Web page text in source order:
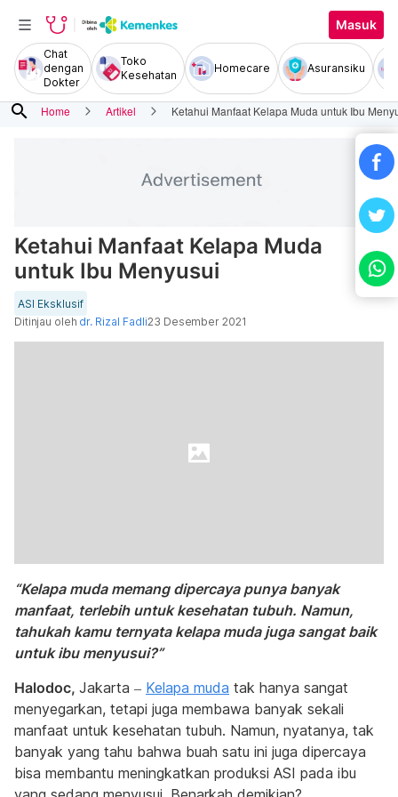
Masuk
Chat
dengan
Dokter
Toko
Kesehatan
Homecare Asuransiku
search Home Artikel Ketahui Manfaat Kelapa Muda untuk Ibu
Ketahui Manfaat Kelapa Muda
untuk Ibu Menyusui
ASI Eksklusif
Ditinjau oleh dr. Rizal Fadli23 Desember 2021
“Kelapa muda memang dipercaya punya banyak
manfaat, terlebih untuk kesehatan tubuh. Namun,
tahukah kamu ternyata kelapa muda juga sangat baik
untuk ibu menyusui?”
Halodoc, Jakarta – Kelapa muda tak hanya sangat
menyegarkan, tetapi juga membawa banyak sekali
manfaat untuk kesehatan tubuh. Namun, nyatanya, tak
banyak yang tahu bahwa buah satu ini juga dipercaya
bisa membantu meningkatkan produksi ASI pada ibu